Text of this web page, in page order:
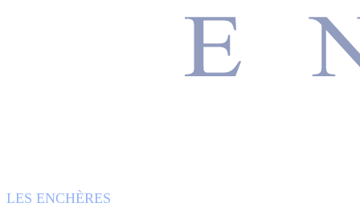
LES ENCHÈRES